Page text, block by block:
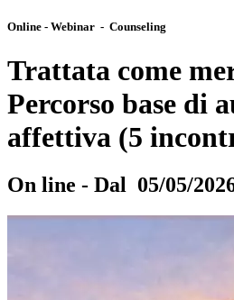
Online - Webinar - Counseling
Trattata come
Percorso base di
affettiva (5
On line - Dal 05/05/